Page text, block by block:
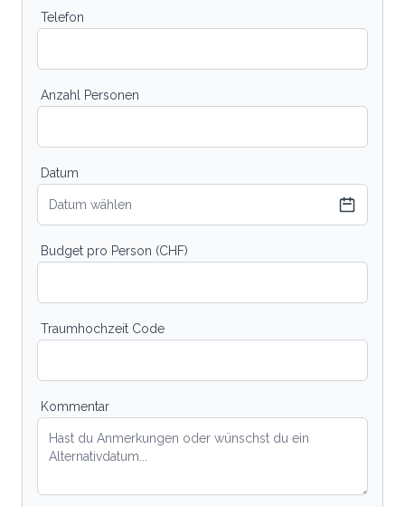
Telefon
Anzahl Personen
Datum
Datum wählen
Budget pro Person (CHF)
Traumhochzeit Code
Kommentar